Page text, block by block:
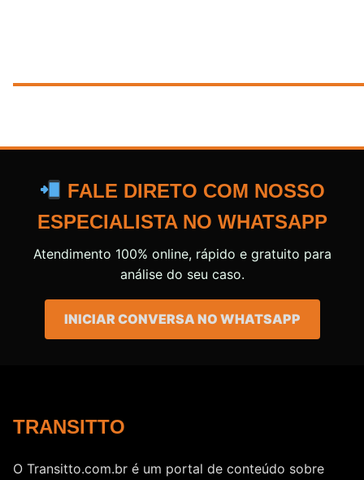
FALE DIRETO COM NOSSO
ESPECIALISTA NO WHATSAPP
Atendimento 100% online, rápido e gratuito para
análise do seu caso.
INICIAR CONVERSA NO WHATSAPP
TRANSITTO
O Transitto.com.br é um portal de conteúdo sobre